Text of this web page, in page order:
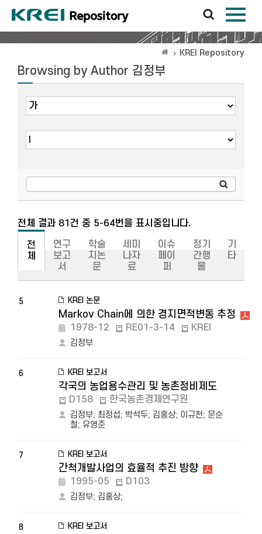
KREI Repository
Browsing by Author 김정부
전체 결과 81건 중 5-64번을 표시중입니다.
전
체
연구
보고
서
학술
지논
문
세미
나자
료
이슈
페이
퍼
정기
간행
물
기
타
5 KREI 논문
Markov Chain에 의한 경지면적변동 추정
1978-12 RE01-3-14 KREI
김정부
6 KREI 보고서
각국의 농업용수관리 및 농촌정비제도
D158 한국농촌경제연구원
김정부; 최정섭; 박석두; 김홍상; 이규천; 문순
철; 유영준
7 KREI 보고서
간척개발사업의 효율적 추진 방향
1995-05 D103
김정부; 김홍상;
8 KREI 보고서